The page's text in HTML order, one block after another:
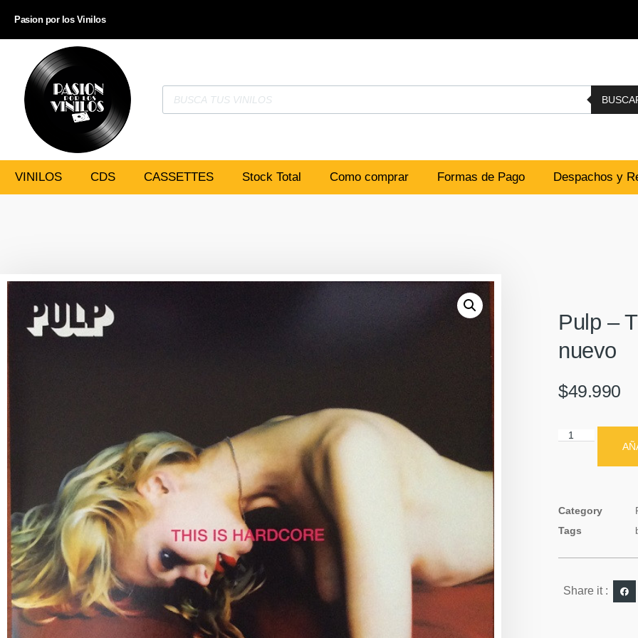
Pasion por los Vinilos
VINILOS CDS CASSETTES Stock Total Como comprar Formas de Pago Despachos y
Pulp –
nuevo
$49.990
Category
Tags
Share it :